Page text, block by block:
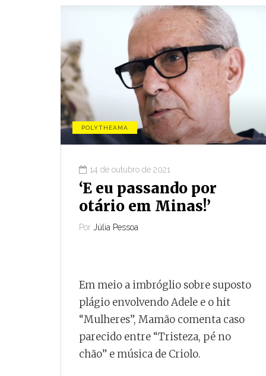
POLYTHEAMA
14 de outubro de 2021
‘E eu passando por
otário em Minas!’
Por Júlia Pessoa
Em meio a imbróglio sobre suposto
plágio envolvendo Adele e o hit
“Mulheres”, Mamão comenta caso
parecido entre “Tristeza, pé no
chão” e música de Criolo.
Compartilhar